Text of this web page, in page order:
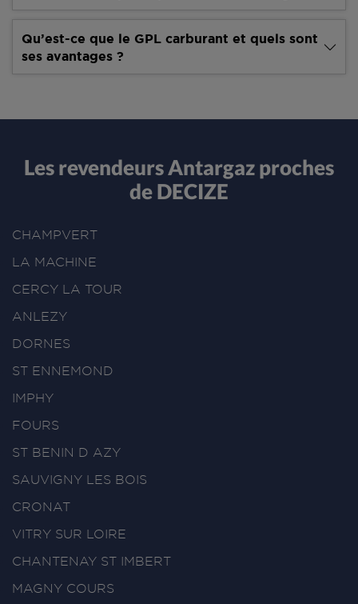
Qu’est-ce que le GPL carburant et quels sont
ses avantages ?
Les revendeurs Antargaz proches
de DECIZE
CHAMPVERT
LA MACHINE
CERCY LA TOUR
ANLEZY
DORNES
ST ENNEMOND
IMPHY
FOURS
ST BENIN D AZY
SAUVIGNY LES BOIS
CRONAT
VITRY SUR LOIRE
CHANTENAY ST IMBERT
MAGNY COURS